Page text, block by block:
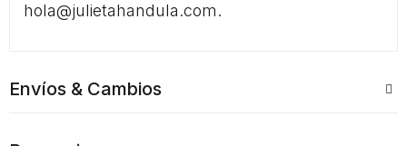
hola@julietahandula.com.
Envíos & Cambios